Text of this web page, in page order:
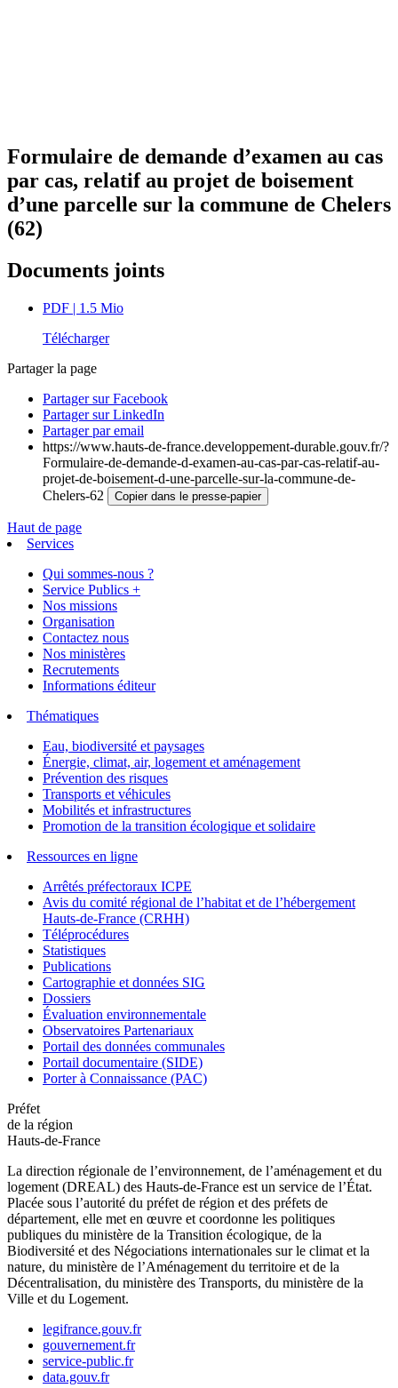
Formulaire de demande d’examen au cas
par cas, relatif au projet de boisement
d’une parcelle sur la commune de Chelers
(62)
Documents joints
PDF | 1.5 Mio
Télécharger
Partager la page
Partager sur Facebook
Partager sur LinkedIn
Partager par email
https://www.hauts-de-france.developpement-durable.gouv.fr/?
Formulaire-de-demande-d-examen-au-cas-par-cas-relatif-au-
projet-de-boisement-d-une-parcelle-sur-la-commune-de-
Chelers-62
Copier dans le presse-papier
Haut de page
Services
Qui sommes-nous ?
Service Publics +
Nos missions
Organisation
Contactez nous
Nos ministères
Recrutements
Informations éditeur
Thématiques
Eau, biodiversité et paysages
Énergie, climat, air, logement et aménagement
Prévention des risques
Transports et véhicules
Mobilités et infrastructures
Promotion de la transition écologique et solidaire
Ressources en ligne
Arrêtés préfectoraux ICPE
Avis du comité régional de l’habitat et de l’hébergement
Hauts-de-France (CRHH)
Téléprocédures
Statistiques
Publications
Cartographie et données SIG
Dossiers
Évaluation environnementale
Observatoires Partenariaux
Portail des données communales
Portail documentaire (SIDE)
Porter à Connaissance (PAC)
Préfet
de la région
Hauts-de-France
La direction régionale de l’environnement, de l’aménagement et du
logement (DREAL) des Hauts-de-France est un service de l’État.
Placée sous l’autorité du préfet de région et des préfets de
département, elle met en œuvre et coordonne les politiques
publiques du ministère de la Transition écologique, de la
Biodiversité et des Négociations internationales sur le climat et la
nature, du ministère de l’Aménagement du territoire et de la
Décentralisation, du ministère des Transports, du ministère de la
Ville et du Logement.
legifrance.gouv.fr
gouvernement.fr
service-public.fr
data.gouv.fr